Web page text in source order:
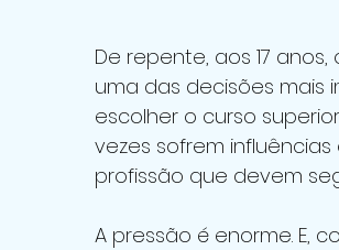
De repente, aos 17
uma das decisões mais
escolher o curso
vezes sofrem
profissão que devem
A pressão é enorme. E,